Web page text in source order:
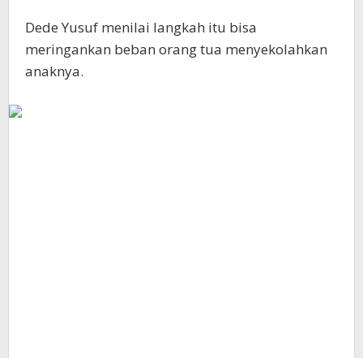
Dede Yusuf menilai langkah itu bisa
meringankan beban orang tua menyekolahkan
anaknya.